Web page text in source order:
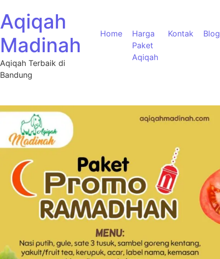
Aqiqah
Madinah
Aqiqah Terbaik di
Bandung
Home
Harga
Paket
Aqiqah
Kontak Blog